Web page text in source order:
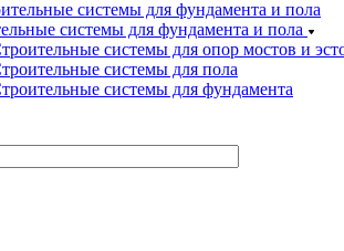
системы для фундамента и пола
системы для опор мостов и
системы для пола
системы для фундамента